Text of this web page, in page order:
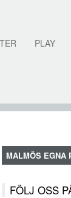
PLAY
MALMÖS EGNA
FÖLJ OSS